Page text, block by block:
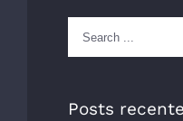
Search
for:
Posts